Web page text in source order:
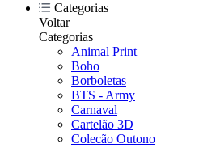
Categorias
Voltar
Categorias
Animal Print
Boho
Borboletas
BTS - Army
Carnaval
Cartelão 3D
Colecão Outono